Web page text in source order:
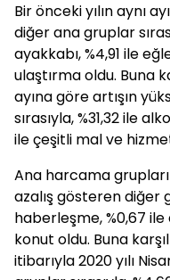
Bir önceki yılın aynı
diğer ana gruplar
ayakkabı, %4,91 ile
ulaştırma oldu. Buna
ayına göre artışın
sırasıyla, %31,32 ile
ile çeşitli mal ve
Ana harcama grupları
azalış gösteren diğer
haberleşme, %0,67
konut oldu. Buna
itibarıyla 2020 yılı